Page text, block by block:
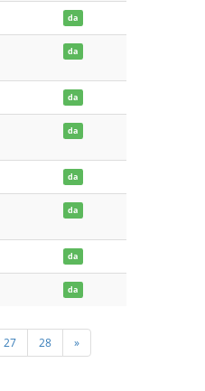
da
da
da
da
da
da
da
da
27 28 »